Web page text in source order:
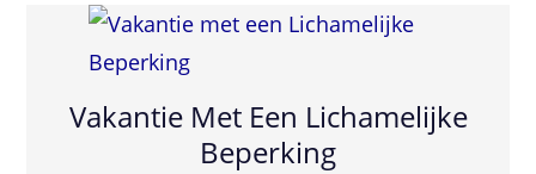
Vakantie Met Een Lichamelijke
Beperking